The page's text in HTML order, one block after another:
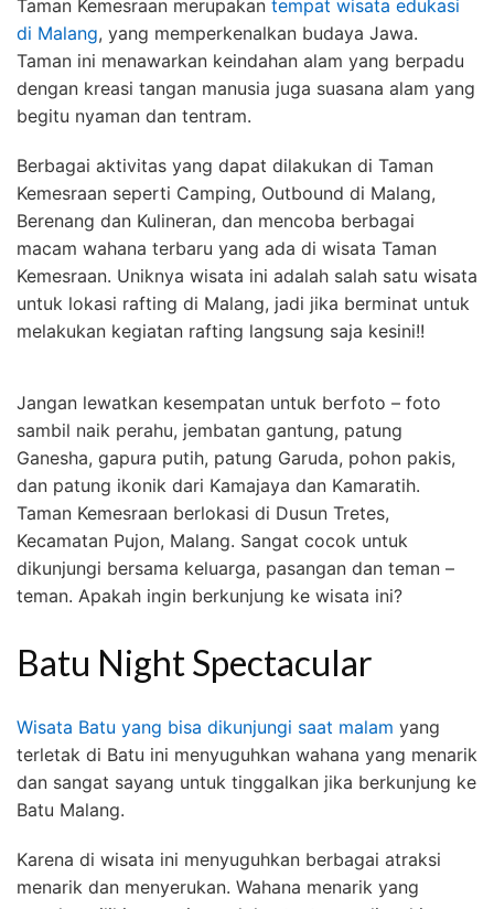
Taman Kemesraan merupakan tempat wisata edukasi
di Malang, yang memperkenalkan budaya Jawa.
Taman ini menawarkan keindahan alam yang berpadu
dengan kreasi tangan manusia juga suasana alam yang
begitu nyaman dan tentram.
Berbagai aktivitas yang dapat dilakukan di Taman
Kemesraan seperti Camping, Outbound di Malang,
Berenang dan Kulineran, dan mencoba berbagai
macam wahana terbaru yang ada di wisata Taman
Kemesraan. Uniknya wisata ini adalah salah satu wisata
untuk lokasi rafting di Malang, jadi jika berminat untuk
melakukan kegiatan rafting langsung saja kesini!!
Jangan lewatkan kesempatan untuk berfoto – foto
sambil naik perahu, jembatan gantung, patung
Ganesha, gapura putih, patung Garuda, pohon pakis,
dan patung ikonik dari Kamajaya dan Kamaratih.
Taman Kemesraan berlokasi di Dusun Tretes,
Kecamatan Pujon, Malang. Sangat cocok untuk
dikunjungi bersama keluarga, pasangan dan teman –
teman. Apakah ingin berkunjung ke wisata ini?
Batu Night Spectacular
Wisata Batu yang bisa dikunjungi saat malam yang
terletak di Batu ini menyuguhkan wahana yang menarik
dan sangat sayang untuk tinggalkan jika berkunjung ke
Batu Malang.
Karena di wisata ini menyuguhkan berbagai atraksi
menarik dan menyerukan. Wahana menarik yang